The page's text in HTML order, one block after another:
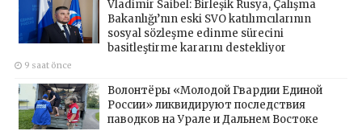
Vladimir Saibel: Birleşik Rusya, Çalışma
Bakanlığı’nın eski SVO katılımcılarının
sosyal sözleşme edinme sürecini
basitleştirme kararını destekliyor
9 saat önce
Волонтёры «Молодой Гвардии Единой
России» ликвидируют последствия
паводков на Урале и Дальнем Востоке